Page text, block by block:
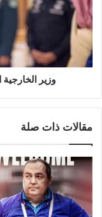
وزير
مقالات ذات صلة